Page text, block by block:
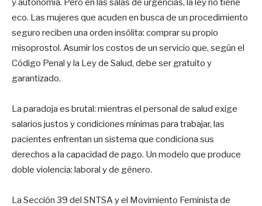
y autonomía. Pero en las salas de urgencias, la ley no tiene
eco. Las mujeres que acuden en busca de un procedimiento
seguro reciben una orden insólita: comprar su propio
misoprostol. Asumir los costos de un servicio que, según el
Código Penal y la Ley de Salud, debe ser gratuito y
garantizado.
La paradoja es brutal: mientras el personal de salud exige
salarios justos y condiciones mínimas para trabajar, las
pacientes enfrentan un sistema que condiciona sus
derechos a la capacidad de pago. Un modelo que produce
doble violencia: laboral y de género.
La Sección 39 del SNTSA y el Movimiento Feminista de